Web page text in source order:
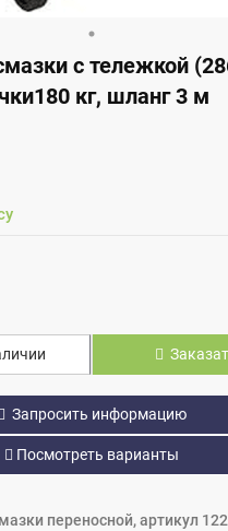
с тележкой
кг, шланг 3 м
Запросить информацию
Посмотреть варианты
переносной, артикул